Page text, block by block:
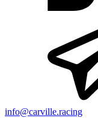
info@carville.racing